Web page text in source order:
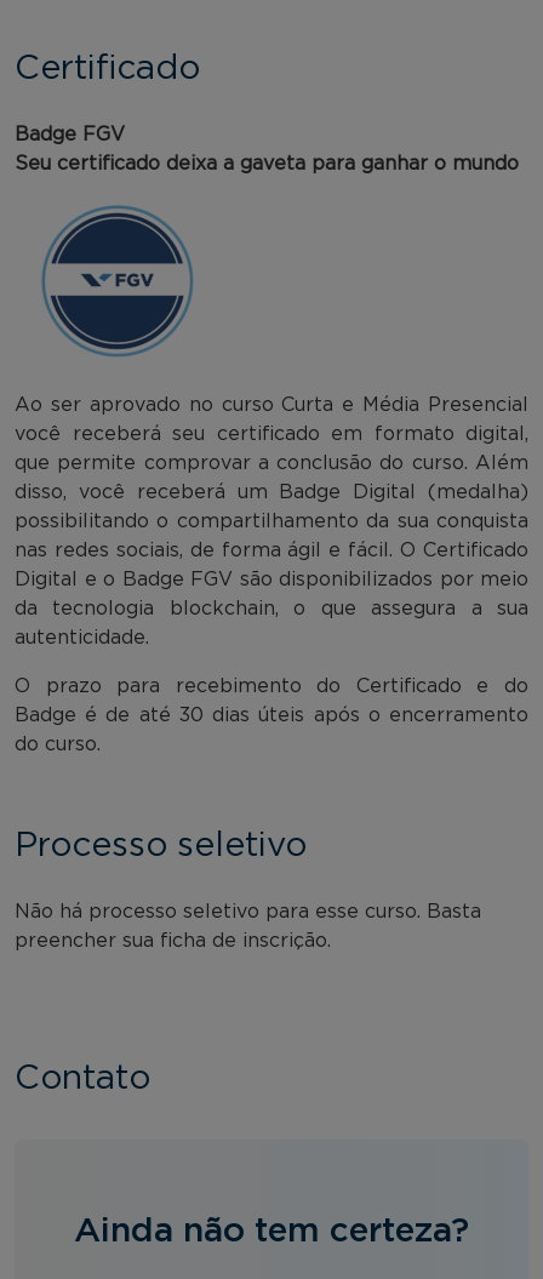
Certificado
Badge FGV
Seu certificado deixa a gaveta para ganhar o mundo
Ao ser aprovado no curso Curta e Média Presencial
você receberá seu certificado em formato digital,
que permite comprovar a conclusão do curso. Além
disso, você receberá um Badge Digital (medalha)
possibilitando o compartilhamento da sua conquista
nas redes sociais, de forma ágil e fácil. O Certificado
Digital e o Badge FGV são disponibilizados por meio
da tecnologia blockchain, o que assegura a sua
autenticidade.
O prazo para recebimento do Certificado e do
Badge é de até 30 dias úteis após o encerramento
do curso.
Processo seletivo
Não há processo seletivo para esse curso. Basta
preencher sua ficha de inscrição.
Contato
Ainda não tem certeza?